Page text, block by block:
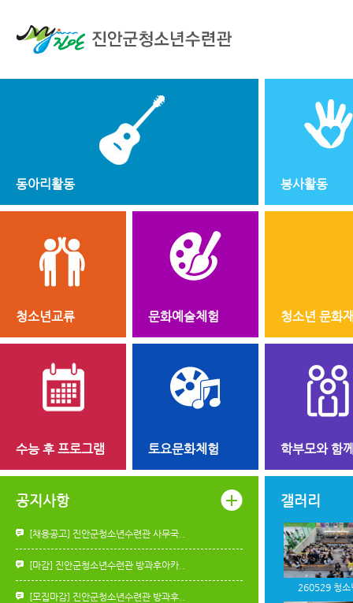
동아리활동 봉사활동
청소년교류 문화예술체험 청소년 문화
수능 후 프로그램 토요문화체험 학부모와 함
공지사항
[채용공고] 진안군청소년수련관 사무국..
[마감] 진안군청소년수련관 방과후아카..
[모집마감] 진안군청소년수련관 방과후..
갤러리
260529 청소